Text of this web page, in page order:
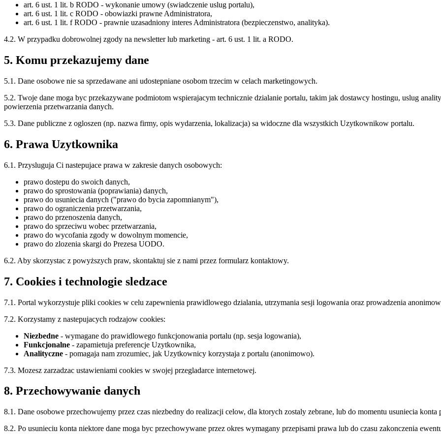
art. 6 ust. 1 lit. b RODO - wykonanie umowy (swiadczenie uslug portalu),
art. 6 ust. 1 lit. c RODO - obowiazki prawne Administratora,
art. 6 ust. 1 lit. f RODO - prawnie uzasadniony interes Administratora (bezpieczenstwo, analityka).
4.2. W przypadku dobrowolnej zgody na newsletter lub marketing - art. 6 ust. 1 lit. a RODO.
5. Komu przekazujemy dane
5.1. Dane osobowe nie sa sprzedawane ani udostepniane osobom trzecim w celach marketingowych.
5.2. Twoje dane moga byc przekazywane podmiotom wspierajacym technicznie dzialanie portalu, takim jak dostawcy hostingu, uslug
powierzenia przetwarzania danych.
5.3. Dane publiczne z ogloszen (np. nazwa firmy, opis wydarzenia, lokalizacja) sa widoczne dla wszystkich Uzytkownikow portalu.
6. Prawa Uzytkownika
6.1. Przysluguja Ci nastepujace prawa w zakresie danych osobowych:
prawo dostepu do swoich danych,
prawo do sprostowania (poprawiania) danych,
prawo do usuniecia danych ("prawo do bycia zapomnianym"),
prawo do ograniczenia przetwarzania,
prawo do przenoszenia danych,
prawo do sprzeciwu wobec przetwarzania,
prawo do wycofania zgody w dowolnym momencie,
prawo do zlozenia skargi do Prezesa UODO.
6.2. Aby skorzystac z powyższych praw, skontaktuj sie z nami przez formularz kontaktowy.
7. Cookies i technologie sledzace
7.1. Portal wykorzystuje pliki cookies w celu zapewnienia prawidlowego dzialania, utrzymania sesji logowania oraz prowadzenia
7.2. Korzystamy z nastepujacych rodzajow cookies:
Niezbedne - wymagane do prawidlowego funkcjonowania portalu (np. sesja logowania),
Funkcjonalne - zapamietuja preferencje Uzytkownika,
Analityczne - pomagaja nam zrozumiec, jak Uzytkownicy korzystaja z portalu (anonimowo).
7.3. Mozesz zarzadzac ustawieniami cookies w swojej przegladarce internetowej.
8. Przechowywanie danych
8.1. Dane osobowe przechowujemy przez czas niezbedny do realizacji celow, dla ktorych zostaly zebrane, lub do momentu usuniecia
8.2. Po usunieciu konta niektore dane moga byc przechowywane przez okres wymagany przepisami prawa lub do czasu zakonczenia